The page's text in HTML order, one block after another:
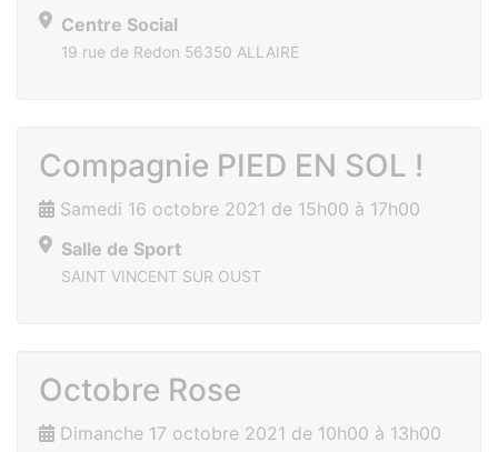
Centre Social
19 rue de Redon 56350 ALLAIRE
Compagnie PIED EN SOL !
Samedi 16 octobre 2021 de 15h00 à 17h00
Salle de Sport
SAINT VINCENT SUR OUST
Octobre Rose
Dimanche 17 octobre 2021 de 10h00 à 13h00